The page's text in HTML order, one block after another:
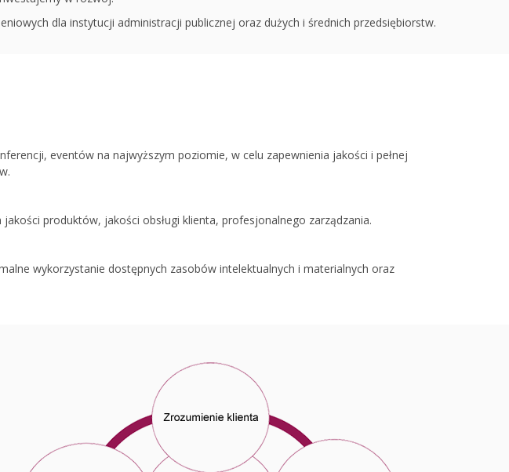
dla instytucji administracji publicznej oraz dużych i średnich przedsiębiorstw.
eventów na najwyższym poziomie, w celu zapewnienia jakości i pełnej
produktów, jakości obsługi klienta, profesjonalnego zarządzania.
wykorzystanie dostępnych zasobów intelektualnych i materialnych oraz